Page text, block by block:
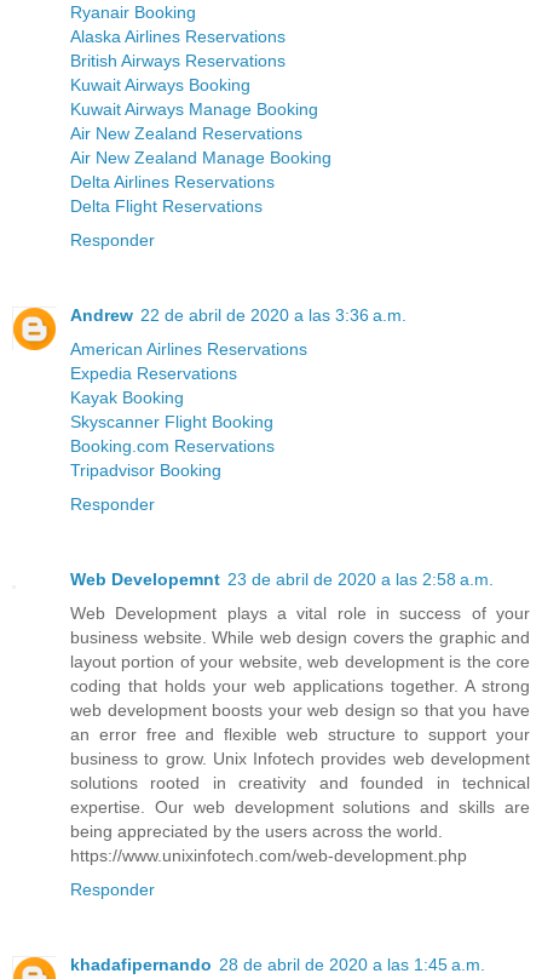
Ryanair Booking
Alaska Airlines Reservations
British Airways Reservations
Kuwait Airways Booking
Kuwait Airways Manage Booking
Air New Zealand Reservations
Air New Zealand Manage Booking
Delta Airlines Reservations
Delta Flight Reservations
Responder
Andrew 22 de abril de 2020 a las 3:36 a.m.
American Airlines Reservations
Expedia Reservations
Kayak Booking
Skyscanner Flight Booking
Booking.com Reservations
Tripadvisor Booking
Responder
Web Developemnt 23 de abril de 2020 a las 2:58 a.m.
Web Development plays a vital role in success of your
business website. While web design covers the graphic and
layout portion of your website, web development is the core
coding that holds your web applications together. A strong
web development boosts your web design so that you have
an error free and flexible web structure to support your
business to grow. Unix Infotech provides web development
solutions rooted in creativity and founded in technical
expertise. Our web development solutions and skills are
being appreciated by the users across the world.
https://www.unixinfotech.com/web-development.php
Responder
khadafipernando 28 de abril de 2020 a las 1:45 a.m.